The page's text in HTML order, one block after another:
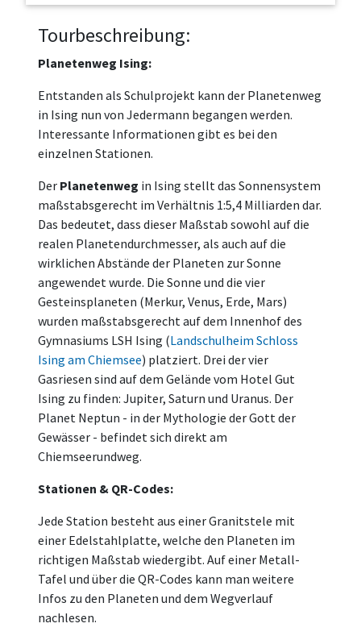
Tourbeschreibung:
Planetenweg Ising:
Entstanden als Schulprojekt kann der Planetenweg
in Ising nun von Jedermann begangen werden.
Interessante Informationen gibt es bei den
einzelnen Stationen.
Der Planetenweg in Ising stellt das Sonnensystem
maßstabsgerecht im Verhältnis 1:5,4 Milliarden dar.
Das bedeutet, dass dieser Maßstab sowohl auf die
realen Planetendurchmesser, als auch auf die
wirklichen Abstände der Planeten zur Sonne
angewendet wurde. Die Sonne und die vier
Gesteinsplaneten (Merkur, Venus, Erde, Mars)
wurden maßstabsgerecht auf dem Innenhof des
Gymnasiums LSH Ising (Landschulheim Schloss
Ising am Chiemsee) platziert. Drei der vier
Gasriesen sind auf dem Gelände vom Hotel Gut
Ising zu finden: Jupiter, Saturn und Uranus. Der
Planet Neptun - in der Mythologie der Gott der
Gewässer - befindet sich direkt am
Chiemseerundweg.
Stationen & QR-Codes:
Jede Station besteht aus einer Granitstele mit
einer Edelstahlplatte, welche den Planeten im
richtigen Maßstab wiedergibt. Auf einer Metall-
Tafel und über die QR-Codes kann man weitere
Infos zu den Planeten und dem Wegverlauf
nachlesen.